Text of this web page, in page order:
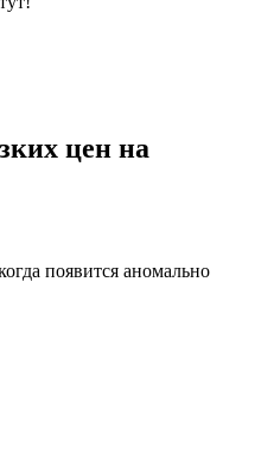
цен на
появится аномально